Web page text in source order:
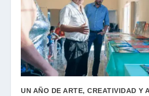
UN AÑO DE ARTE, CREATIVIDAD Y